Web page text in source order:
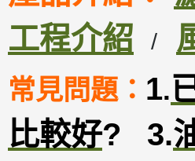
工程介紹
/
常見問題： 1.
比較好? 3.